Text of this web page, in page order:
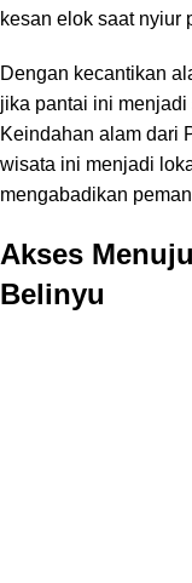
kesan elok saat nyiur
Dengan kecantikan
jika pantai ini
Keindahan alam dari
wisata ini menjadi
mengabadikan
Akses
Belinyu